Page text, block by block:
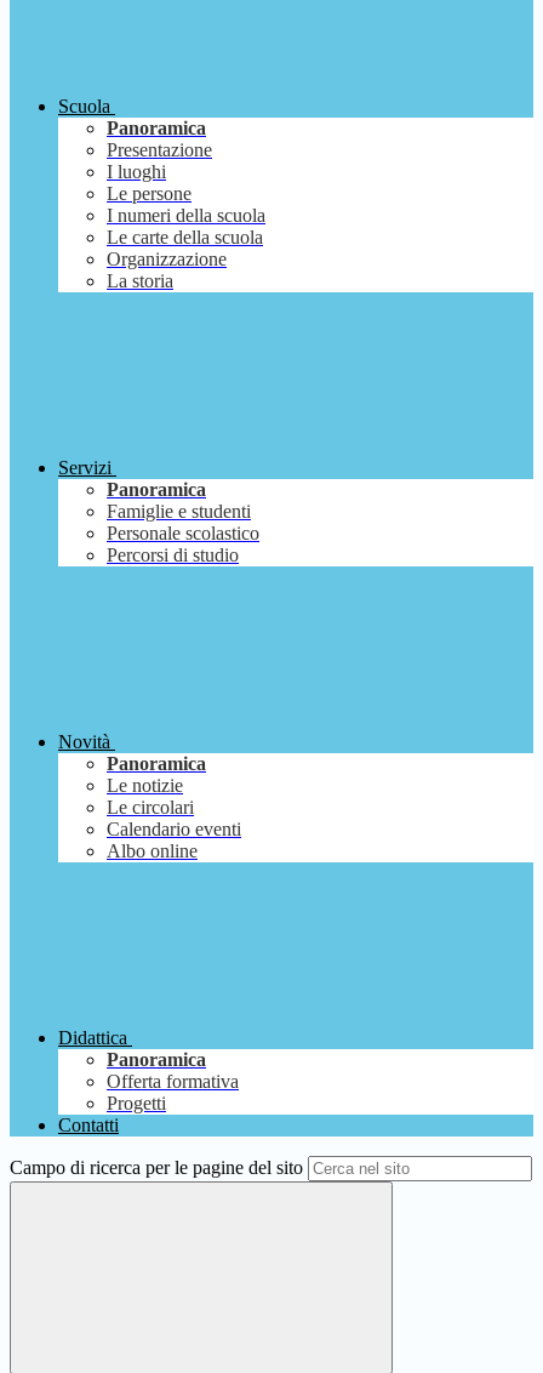
Scuola
Panoramica
Presentazione
I luoghi
Le persone
I numeri della scuola
Le carte della scuola
Organizzazione
La storia
Servizi
Panoramica
Famiglie e studenti
Personale scolastico
Percorsi di studio
Novità
Panoramica
Le notizie
Le circolari
Calendario eventi
Albo online
Didattica
Panoramica
Offerta formativa
Progetti
Contatti
Campo di ricerca per le pagine del sito